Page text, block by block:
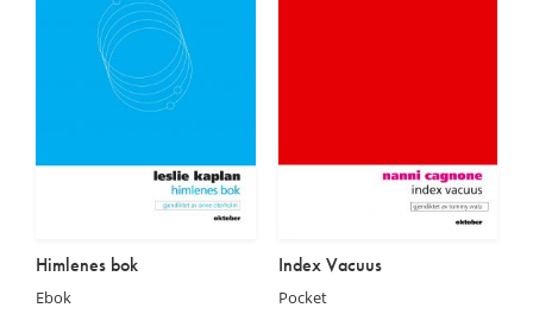
Himlenes bok
Ebok
Index Vacuus
Pocket